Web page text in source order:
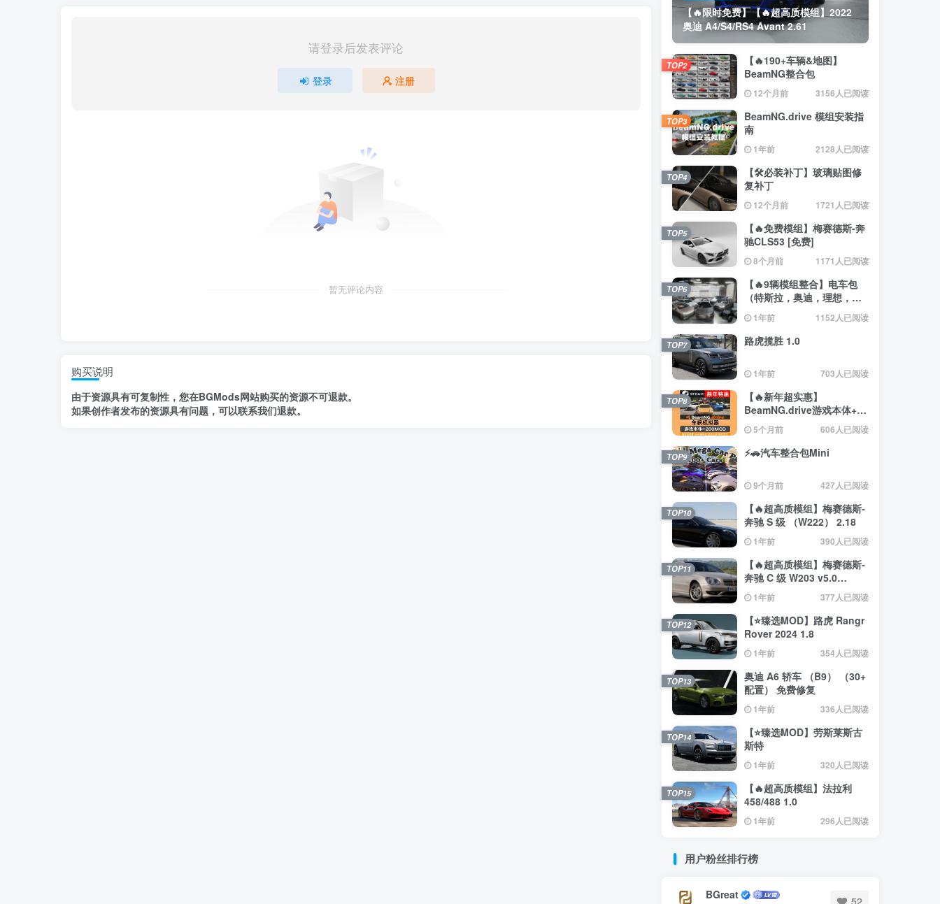
请登录后发表评论
登录 注册
暂无评论内容
购买说明
由于资源具有可复制性， 您在BGMods网站购买的资源不可退款。
如果创作者发布的资源具有问题 ， 可以联系我们退款。
【🔥限时免费】【🔥超高质模组】2022
奥迪 A4/S4/RS4 Avant 2.61
【🔥190+车辆&地图】
BeamNG整合包
12个月前 3156人已阅读
TOP2
BeamNG.drive 模组安装指
南
1年前 2128人已阅读
TOP3
【🛠️必装补丁】玻璃贴图修
复补丁
12个月前 1721人已阅读
TOP4
【🔥免费模组】梅赛德斯-奔
驰CLS53 [免费]
8个月前 1171人已阅读
TOP5
【🔥9辆模组整合】电车包
（特斯拉，奥迪，理想，梅
赛德斯）
1年前 1152人已阅读
TOP6
路虎揽胜 1.0
1年前 703人已阅读
TOP7
【🔥新年超实惠】
BeamNG.drive游戏本体+约
200辆汽车整合包
5个月前 606人已阅读
TOP8
⚡🚗汽车整合包Mini
9个月前 427人已阅读
TOP9
【🔥超高质模组】梅赛德斯-
奔驰 S 级 （W222） 2.18
1年前 390人已阅读
TOP10
【🔥超高质模组】梅赛德斯-
奔驰 C 级 W203 v5.0
（0.35.x） 2.4
1年前 377人已阅读
TOP11
【⭐臻选MOD】路虎 Rangr
Rover 2024 1.8
1年前 354人已阅读
TOP12
奥迪 A6 轿车 （B9） （30+
配置） 免费修复
1年前 336人已阅读
TOP13
【⭐臻选MOD】劳斯莱斯古
斯特
1年前 320人已阅读
TOP14
【🔥超高质模组】法拉利
458/488 1.0
1年前 296人已阅读
TOP15
用户粉丝排行榜
BGreat